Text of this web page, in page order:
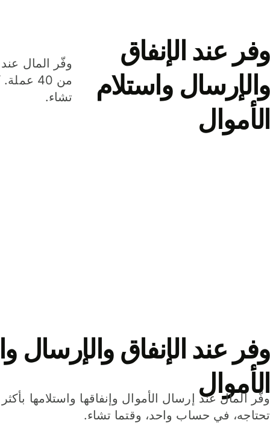
وفر عند الإنفاق
والإرسال واستلام
الأموال
وفّر المال عند
من 40
تشاء.
وفر عند الإنفاق والإرسال
الأموال
تحتاجه، في حساب واحد، وقتما تشاء.